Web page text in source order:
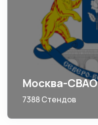
Москва-СВАО
7388 Стендов